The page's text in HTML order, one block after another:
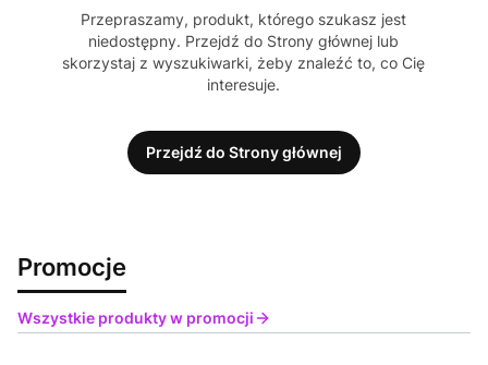
Przepraszamy, produkt, którego szukasz jest
niedostępny. Przejdź do Strony głównej lub
skorzystaj z wyszukiwarki, żeby znaleźć to, co Cię
interesuje.
Przejdź do Strony głównej
Promocje
Wszystkie produkty w promocji